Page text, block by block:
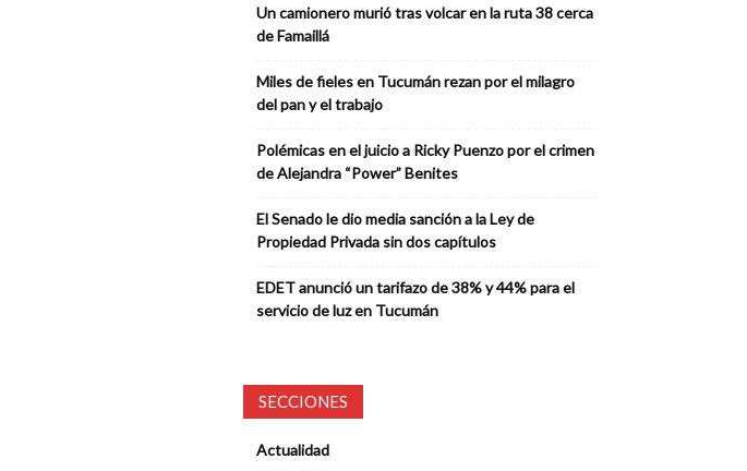
Un camionero murió tras volcar en la ruta 38 cerca
de Famaillá
Miles de fieles en Tucumán rezan por el milagro
del pan y el trabajo
Polémicas en el juicio a Ricky Puenzo por el crimen
de Alejandra “Power” Benites
El Senado le dio media sanción a la Ley de
Propiedad Privada sin dos capítulos
EDET anunció un tarifazo de 38% y 44% para el
servicio de luz en Tucumán
SECCIONES
Actualidad